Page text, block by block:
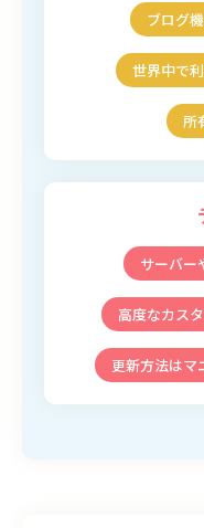
ブログ
世界中で
所
サーバー
高度なカス
更新方法はマ